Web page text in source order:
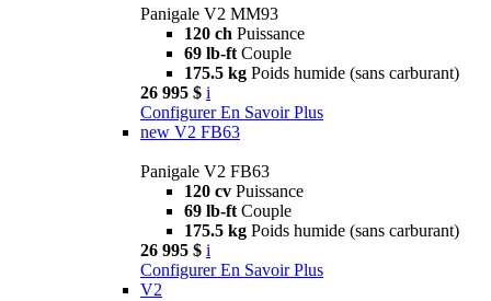
Panigale V2 MM93
120 ch Puissance
69 lb-ft Couple
175.5 kg Poids humide (sans carburant)
26 995 $ i
Configurer En Savoir Plus
new V2 FB63
Panigale V2 FB63
120 cv Puissance
69 lb-ft Couple
175.5 kg Poids humide (sans carburant)
26 995 $ i
Configurer En Savoir Plus
V2